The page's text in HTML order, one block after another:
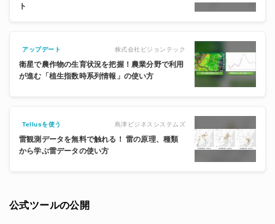
ト
アップデート 株式会社ビジョンテック
衛星で農作物の生育状況を把握！農業分野で利用
が進む「植生指数時系列情報」の使い方
Tellusを使う 島津ビジネスシステムズ
雷観測データを無料で触れる！ 雷の原理、種類
から学ぶ雷データの使い方
公式ツールの公開